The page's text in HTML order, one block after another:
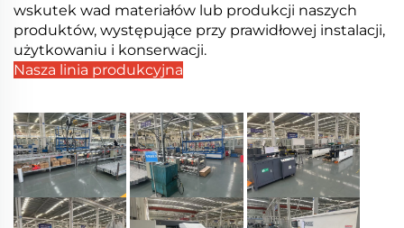
wskutek wad materiałów lub produkcji naszych
produktów, występujące przy prawidłowej instalacji,
użytkowaniu i konserwacji.
Nasza linia produkcyjna